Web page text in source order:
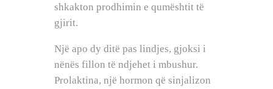
shkakton prodhimin e qumështit të
gjirit.
Një apo dy ditë pas lindjes, gjoksi i
nënës fillon të ndjehet i mbushur.
Prolaktina, një hormon që sinjalizon